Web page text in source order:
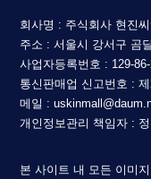
회사명 : 주식회사 현진씨
주소 : 서울시 강서구 곰
사업자등록번호 : 129-
통신판매업 신고번호 :
메일 :
개인정보관리 책임자 : 정
본 사이트 내 모든 이미